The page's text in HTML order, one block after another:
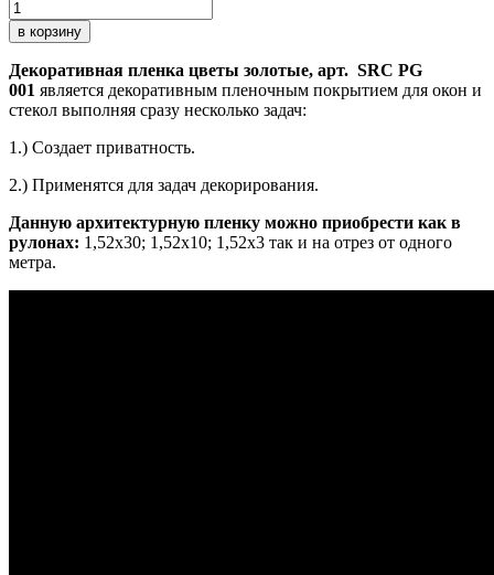
в корзину
Декоративная пленка цветы золотые, арт. SRC PG
001 является декоративным пленочным покрытием для окон и
стекол выполняя сразу несколько задач:
1.) Создает приватность.
2.) Применятся для задач декорирования.
Данную архитектурную пленку можно приобрести как в
рулонах: 1,52х30; 1,52х10; 1,52x3 так и на отрез от одного
метра.